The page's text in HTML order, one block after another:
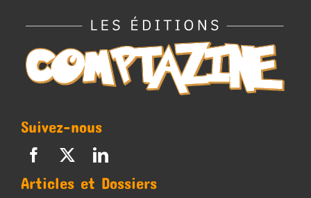
Suivez-nous
Articles et Dossiers